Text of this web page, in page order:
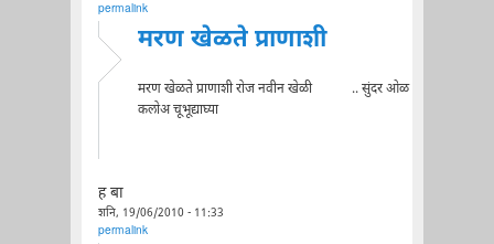
permalink
मरण खेळते प्राणाशी
मरण खेळते प्राणाशी रोज नवीन खेळी .. सुंदर ओळ
कलोअ चूभूद्याघ्या
ह बा
शनि, 19/06/2010 - 11:33
permalink